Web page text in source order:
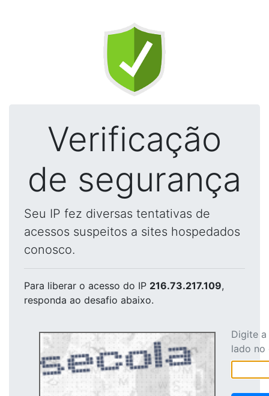
Verificação
de segurança
Seu IP fez diversas tentativas de
acessos suspeitos a sites hospedados
conosco.
Para liberar o acesso do IP 216.73.217.109,
responda ao desafio abaixo.
Digite
lado no